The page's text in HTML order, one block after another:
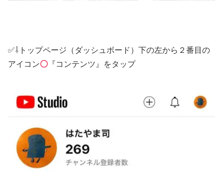
✅⇩トップページ（ダッシュボード）下の左から２番目の
アイコン〇 『コンテンツ』をタップ